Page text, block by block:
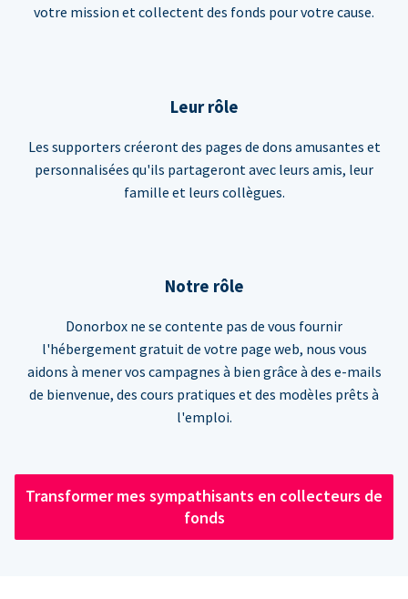
votre mission et collectent des fonds pour votre cause.
Leur rôle
Les supporters créeront des pages de dons amusantes et
personnalisées qu'ils partageront avec leurs amis, leur
famille et leurs collègues.
Notre rôle
Donorbox ne se contente pas de vous fournir
l'hébergement gratuit de votre page web, nous vous
aidons à mener vos campagnes à bien grâce à des e-mails
de bienvenue, des cours pratiques et des modèles prêts à
l'emploi.
Transformer mes sympathisants en collecteurs de
fonds